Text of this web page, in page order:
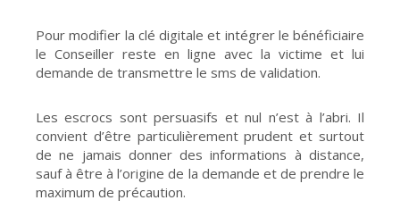
Pour modifier la clé digitale et intégrer le bénéficiaire
le Conseiller reste en ligne avec la victime et lui
demande de transmettre le sms de validation.
Les escrocs sont persuasifs et nul n’est à l’abri. Il
convient d’être particulièrement prudent et surtout
de ne jamais donner des informations à distance,
sauf à être à l’origine de la demande et de prendre le
maximum de précaution.